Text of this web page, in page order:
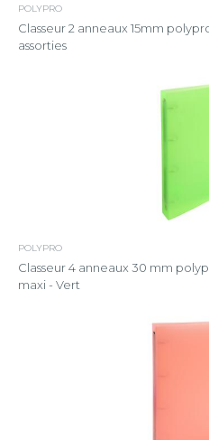
POLYPRO
Classeur 2 anneaux 15mm
assorties
POLYPRO
Classeur 4 anneaux 30 mm
maxi - Vert